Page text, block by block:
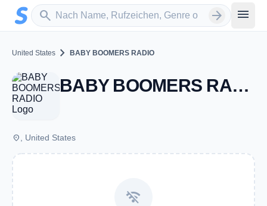
Zum Hauptinhalt springen
search
Sender suchen arrow_forward menu
United States chevron_right BABY BOOMERS RADIO
BABY BOOMERS RADIO
place , United States
wifi_off